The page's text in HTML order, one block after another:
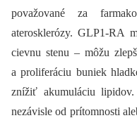
považované za
aterosklerózy. GLP1-RA
cievnu stenu –⁠ môžu
a proliferáciu buniek
znížiť akumuláciu
nezávisle od prítomnosti